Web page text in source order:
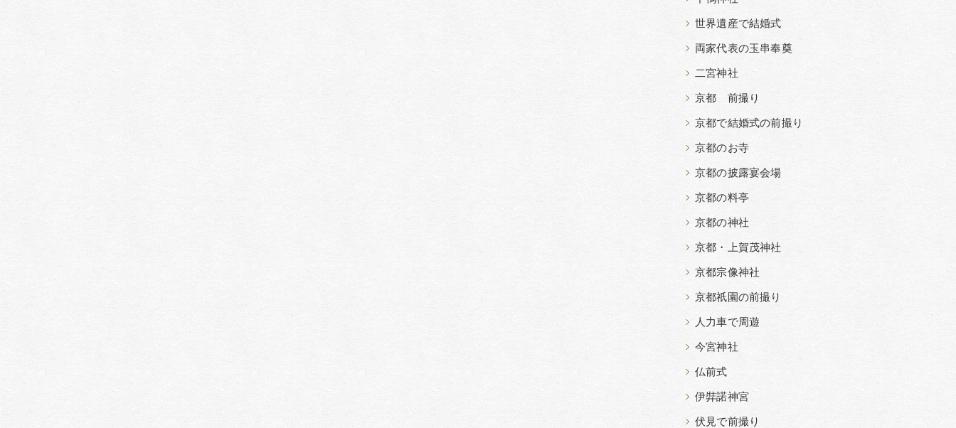
世界遺産で結婚式
両家代表の玉串奉奠
二宮神社
京都 前撮り
京都で結婚式の前撮り
京都のお寺
京都の披露宴会場
京都の料亭
京都の神社
京都・上賀茂神社
京都宗像神社
京都祇園の前撮り
人力車で周遊
今宮神社
仏前式
伊弉諾神宮
伏見で前撮り